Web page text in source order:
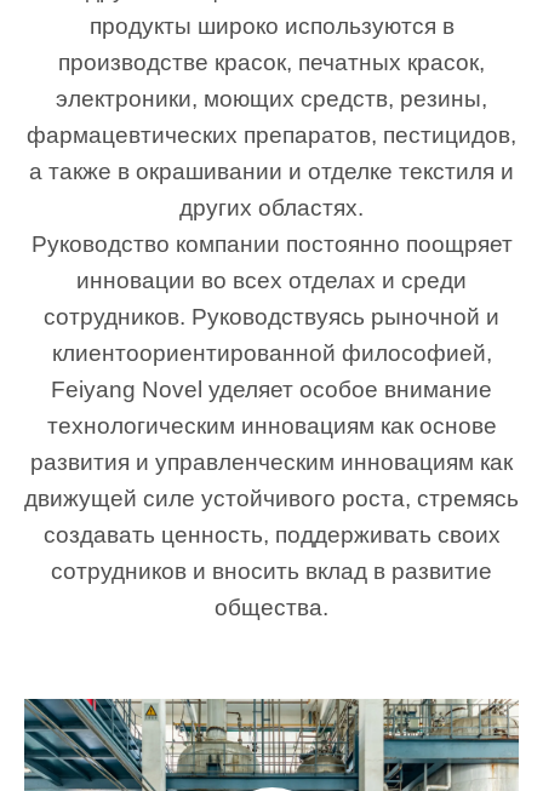
продукты широко используются в
производстве красок, печатных красок,
электроники, моющих средств, резины,
фармацевтических препаратов, пестицидов,
а также в окрашивании и отделке текстиля и
других областях.
Руководство компании постоянно поощряет
инновации во всех отделах и среди
сотрудников. Руководствуясь рыночной и
клиентоориентированной философией,
Feiyang Novel уделяет особое внимание
технологическим инновациям как основе
развития и управленческим инновациям как
движущей силе устойчивого роста, стремясь
создавать ценность, поддерживать своих
сотрудников и вносить вклад в развитие
общества.